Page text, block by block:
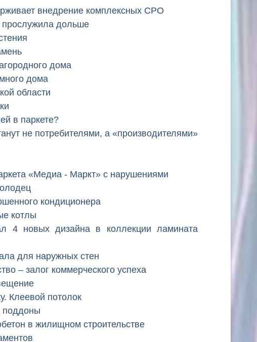
внедрение комплексных СРО
дольше
дома
дома
области
в паркете?
не потребителями, а «производителями»
«Медиа - Маркт» с нарушениями
кондиционера
котлы
4 новых дизайна в коллекции ламината
для наружных стен
– залог коммерческого успеха
Клеевой потолок
в жилищном строительстве